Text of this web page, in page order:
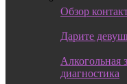
Обзор
Дарите
Алкогольная
диагностика